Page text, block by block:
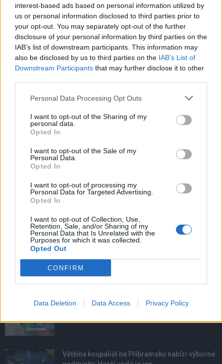
interest-based ads based on personal information utilized by
us or personal information disclosed to third parties prior to
your opt-out. You may separately opt-out of the further
disclosure of your personal information by third parties on the
IAB’s list of downstream participants. This information may
also be disclosed by us to third parties on the IAB’s List of
Downstream Participants that may further disclose it to other
Personal Data Processing Opt Outs
I want to opt-out of the Sharing of my
personal data.
Opted In
I want to opt-out of the Sale of my
Personal Data.
Opted In
I want to opt-out of processing my
Personal Data for Targeted Advertising.
Opted In
I want to opt-out of Collection, Use,
Retention, Sale, and/or Sharing of my
Personal Data that Is Unrelated with the
Purposes for which it was collected.
Opted Out
CONFIRM
Data Deletion Data Access Privacy Policy
Zpravodajství
Příbram modernizuje parkovací automaty.
Přibudou i tři nové poblíž Svaté Hory
Středočeský kraj upravil pravidla soutěže.
Obce nově získají body i za předcházení
vzniku odpadu
NOVINKY
Obděnice vzpomínaly na filmovou legendu
Většina koupališť na Příbramsku nabízí výborné